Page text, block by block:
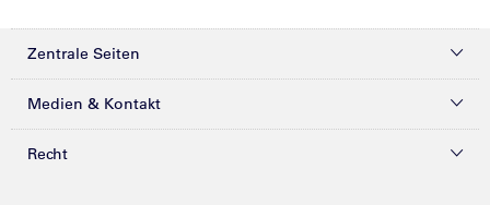
Zentrale Seiten
Kliniken & Zentren
Medien & Kontakt
Presse
Recht